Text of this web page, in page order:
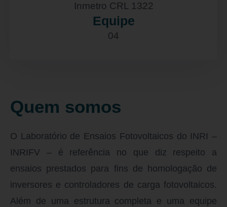
Inmetro CRL 1322
Equipe
04
Quem somos
O Laboratório de Ensaios Fotovoltaicos do INRI –
INRIFV – é referência no que diz respeito a
ensaios prestados para fins de homologação de
inversores e controladores de carga fotovoltaicos.
Além de uma estrutura completa e uma equipe